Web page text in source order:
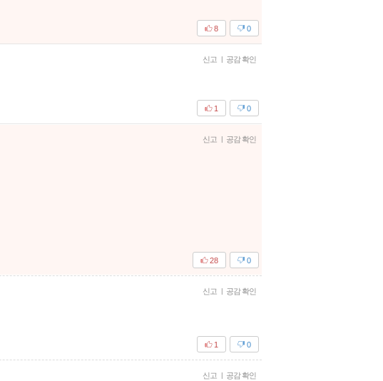
0
8
신고 | 공감 확인
0
1
신고 | 공감 확인
0
28
신고 | 공감 확인
0
1
신고 | 공감 확인